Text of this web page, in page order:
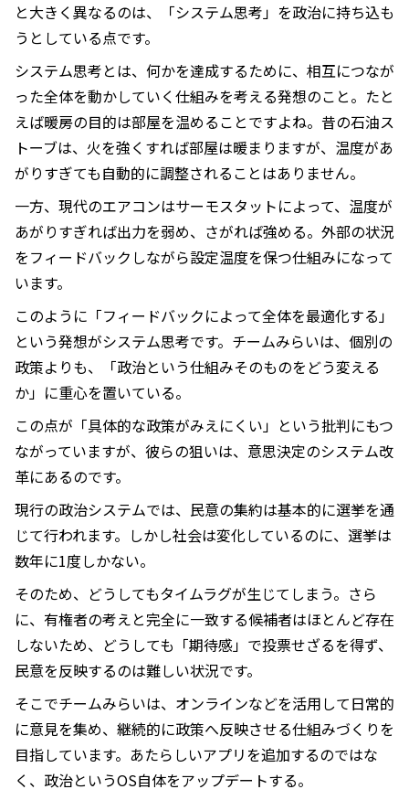
と大きく異なるのは、「システム思考」を政治に持ち込も
うとしている点です。
システム思考とは、何かを達成するために、相互につなが
った全体を動かしていく仕組みを考える発想のこと。たと
えば暖房の目的は部屋を温めることですよね。昔の石油ス
トーブは、火を強くすれば部屋は暖まりますが、温度があ
がりすぎても自動的に調整されることはありません。
一方、現代のエアコンはサーモスタットによって、温度が
あがりすぎれば出力を弱め、さがれば強める。外部の状況
をフィードバックしながら設定温度を保つ仕組みになって
います。
このように「フィードバックによって全体を最適化する」
という発想がシステム思考です。チームみらいは、個別の
政策よりも、「政治という仕組みそのものをどう変える
か」に重心を置いている。
この点が「具体的な政策がみえにくい」という批判にもつ
ながっていますが、彼らの狙いは、意思決定のシステム改
革にあるのです。
現行の政治システムでは、民意の集約は基本的に選挙を通
じて行われます。しかし社会は変化しているのに、選挙は
数年に1度しかない。
そのため、どうしてもタイムラグが生じてしまう。さら
に、有権者の考えと完全に一致する候補者はほとんど存在
しないため、どうしても「期待感」で投票せざるを得ず、
民意を反映するのは難しい状況です。
そこでチームみらいは、オンラインなどを活用して日常的
に意見を集め、継続的に政策へ反映させる仕組みづくりを
目指しています。あたらしいアプリを追加するのではな
く、政治というOS自体をアップデートする。